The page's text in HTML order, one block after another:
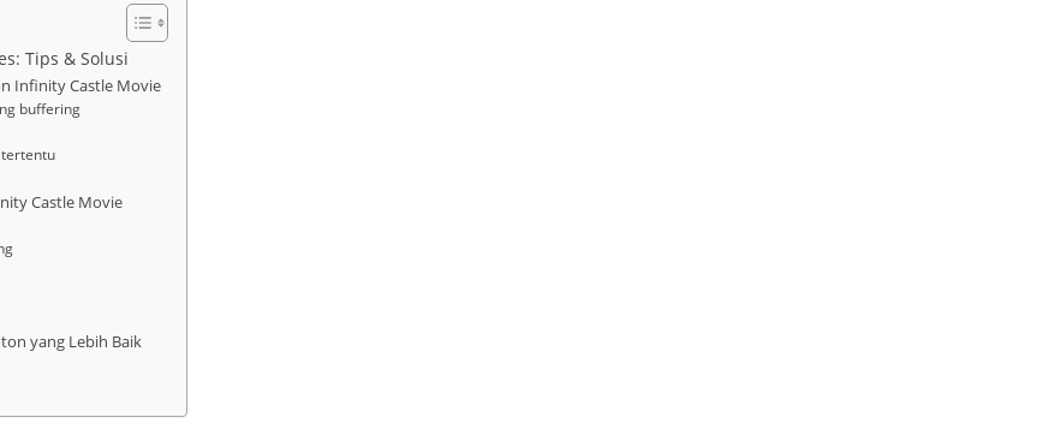
Tips & Solusi
Infinity Castle Movie
buffering
Castle Movie
yang Lebih Baik